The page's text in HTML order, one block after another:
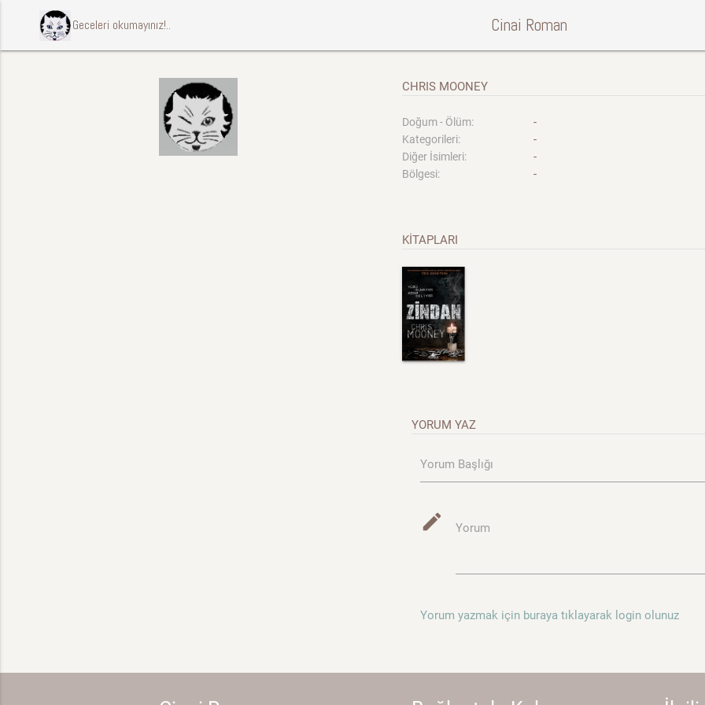
ccccci Geceleri okumayınız!.. Cinai Roman
CHRIS MOONEY
Doğum - Ölüm: -
Kategorileri: -
Diğer İsimleri: -
Bölgesi: -
KİTAPLARI
YORUM YAZ
Yorum Başlığı
mode_edit Yorum
Yorum yazmak için buraya tıklayarak login olunuz